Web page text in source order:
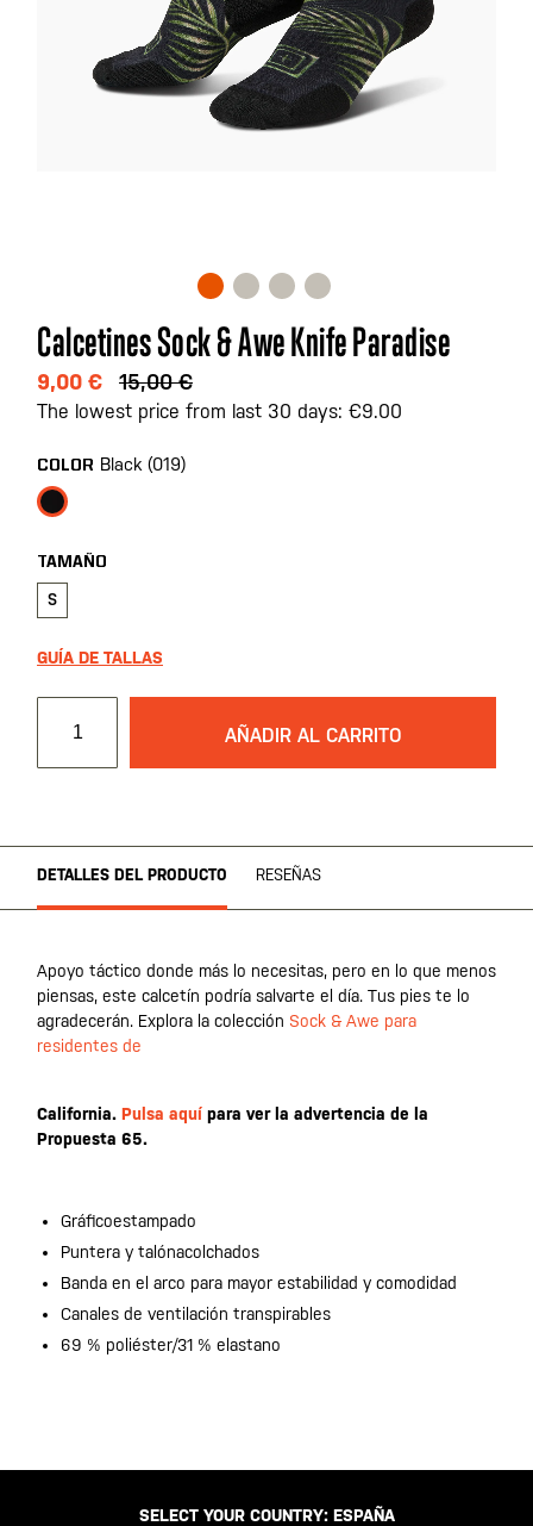
Saltar
al
comienzo
de
galería
de
imágenes
Calcetines Sock & Awe Knife Paradise
9,00 € 15,00 €
The lowest price from last 30 days: €9.00
COLOR Black (019)
TAMAÑO
S
GUÍA DE TALLAS
AÑADIR AL CARRITO
DETALLES DEL PRODUCTO RESEÑAS
Apoyo táctico donde más lo necesitas, pero en lo que menos
piensas, este calcetín podría salvarte el día. Tus pies te lo
agradecerán. Explora la colección Sock & Awe para
residentes de
California. Pulsa aquí para ver la advertencia de la
Propuesta 65.
Gráficoestampado
Puntera y talónacolchados
Banda en el arco para mayor estabilidad y comodidad
Canales de ventilación transpirables
69 % poliéster/31 % elastano
SELECT YOUR COUNTRY: ESPAÑA